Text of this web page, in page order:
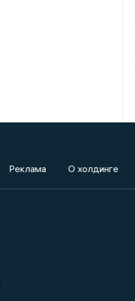
Реклама О холдинге